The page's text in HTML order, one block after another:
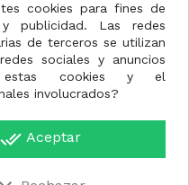
Torres
cookies para fines de
publicidad. Las redes
de terceros se utilizan
sociales y anuncios
estas cookies y el
involucrados?
done_all Aceptar